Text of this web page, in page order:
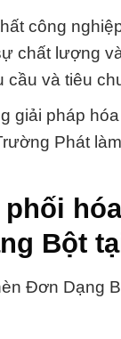
công
chất lượng
và tiêu
giải pháp
Phát
Bột
Đơn Dạng